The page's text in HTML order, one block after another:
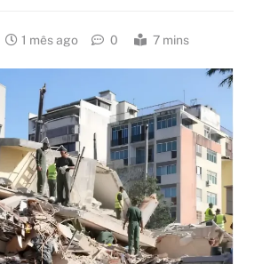
1 mês ago 0 7 mins